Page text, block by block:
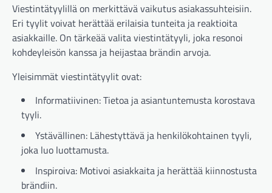
Viestintätyylillä on merkittävä vaikutus asiakassuhteisiin.
Eri tyylit voivat herättää erilaisia tunteita ja reaktioita
asiakkaille. On tärkeää valita viestintätyyli, joka resonoi
kohdeyleisön kanssa ja heijastaa brändin arvoja.
Yleisimmät viestintätyylit ovat:
Informatiivinen: Tietoa ja asiantuntemusta korostava
tyyli.
Ystävällinen: Lähestyttävä ja henkilökohtainen tyyli,
joka luo luottamusta.
Inspiroiva: Motivoi asiakkaita ja herättää kiinnostusta
brändiin.